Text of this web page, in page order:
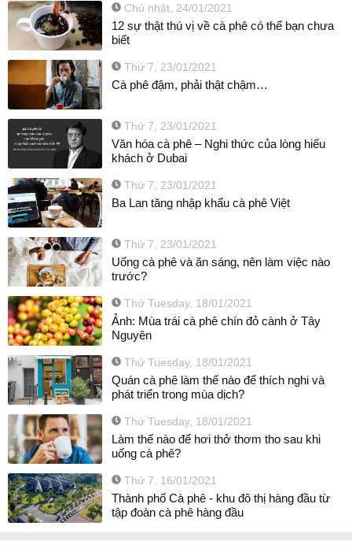
Chủ nhật, 24/01/2021
12 sự thật thú vị về cà phê có thể bạn chưa
biết
Thứ 7, 23/01/2021
Cà phê đậm, phải thật chậm…
Thứ 7, 23/01/2021
Văn hóa cà phê – Nghi thức của lòng hiếu
khách ở Dubai
Thứ 7, 23/01/2021
Ba Lan tăng nhập khẩu cà phê Việt
Thứ 7, 23/01/2021
Uống cà phê và ăn sáng, nên làm việc nào
trước?
Thứ Tuesday, 18/01/2021
Ảnh: Mùa trái cà phê chín đỏ cành ở Tây
Nguyên
Thứ Tuesday, 18/01/2021
Quán cà phê làm thế nào để thích nghi và
phát triển trong mùa dịch?
Thứ Tuesday, 18/01/2021
Làm thế nào để hơi thở thơm tho sau khi
uống cà phê?
Thứ 7, 16/01/2021
Thành phố Cà phê - khu đô thị hàng đầu từ
tập đoàn cà phê hàng đầu